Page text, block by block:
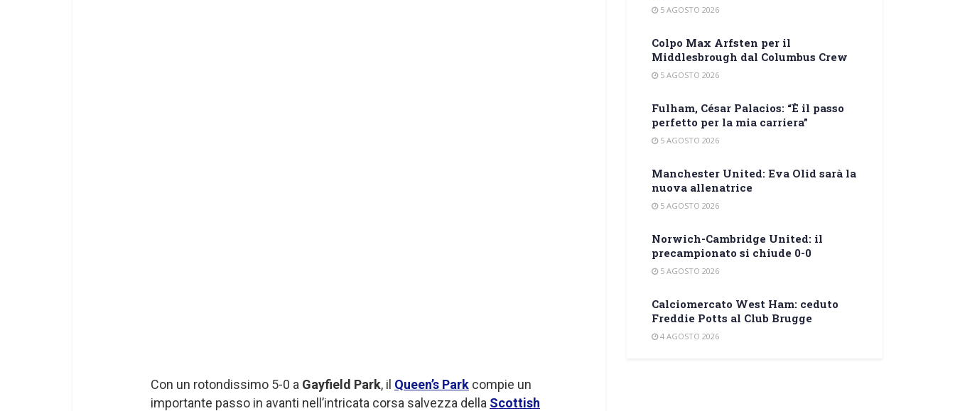
Con un rotondissimo 5-0 a Gayfield Park, il Queen’s Park compie un
importante passo in avanti nell’intricata corsa salvezza della Scottish
5 AGOSTO 2026
Colpo Max Arfsten per il
Middlesbrough dal Columbus Crew
5 AGOSTO 2026
Fulham, César Palacios: “È il passo
perfetto per la mia carriera”
5 AGOSTO 2026
Manchester United: Eva Olid sarà la
nuova allenatrice
5 AGOSTO 2026
Norwich-Cambridge United: il
precampionato si chiude 0-0
5 AGOSTO 2026
Calciomercato West Ham: ceduto
Freddie Potts al Club Brugge
4 AGOSTO 2026